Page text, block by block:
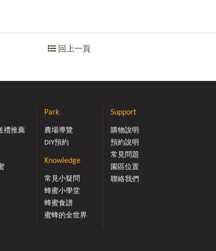
回上一頁
禮推薦
Park
農場導覽
DIY預約
Knowledge
常見小疑問
蜂蜜小學堂
蜂蜜食譜
蜜蜂的全世界
Support
購物說明
預約說明
常見問題
園區位置
聯絡我們